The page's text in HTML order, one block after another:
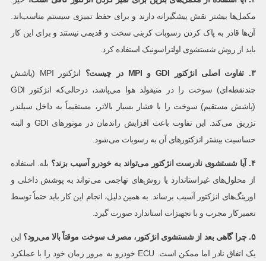
مکمل‌ها بیشتر نقش پیشگیرانه دارند و برای حفظ تمیزی سیستم مناسب‌اند.
آن‌ها قادر به پاک کردن رسوبات کربنی سخت و قدیمی نیستند و برای این کار
باید از روش شستشوی اولتراسونیک استفاده کرد.
۳.تفاوت اصلی انژکتور و در چیست؟
انژکتور MPI (پاشش
چندنقطه‌ای) سوخت را در منیفولد هوا می‌پاشد، درحالی‌که انژکتور GDI
(پاشش مستقیم) سوخت را با فشار بسیار بالاتر، مستقیماً به داخل سیلندر
تزریق می‌کند. این تفاوت باعث افزایش راندمان در موتورهای GDI و البته
حساسیت بیشتر انژکتورهای آن به رسوبات می‌شود.
۴. آیا شستشوی نادرست انژکتور می‌تواند به خودرو آسیب بزند؟ بله. استفاده
از محلول‌های غیراستاندارد یا روش‌های تهاجمی می‌تواند به پوشش داخلی و
اورینگ‌های انژکتور آسیب برساند. به همین دلیل، انجام این کار باید حتماً توسط
تعمیرکار مجرب و با تجهیزات استاندارد صورت گیرد.
۵.چرا گاهی بعد از شستشوی انژکتور، مصرف سوخت موقتاً بالا می‌رود؟ این
یک اتفاق نادر اما ممکن است. ECU خودرو به مرور زمان خود را با عملکرد